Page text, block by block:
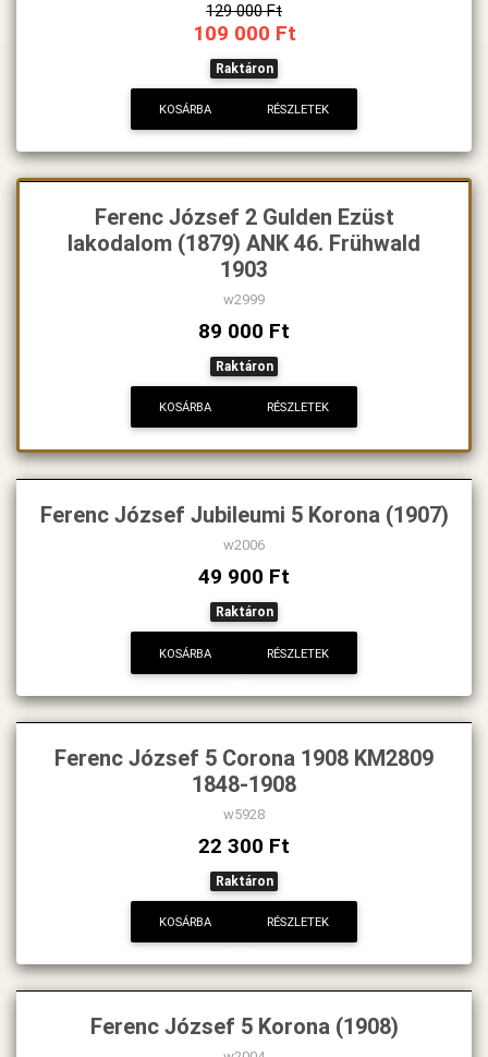
129 000 Ft
109 000 Ft
Raktáron
KOSÁRBA RÉSZLETEK
Ferenc József 2 Gulden Ezüst
lakodalom (1879) ANK 46. Frühwald
1903
w2999
89 000 Ft
Raktáron
KOSÁRBA RÉSZLETEK
Ferenc József Jubileumi 5 Korona (1907)
w2006
49 900 Ft
Raktáron
KOSÁRBA RÉSZLETEK
Ferenc József 5 Corona 1908 KM2809
1848-1908
w5928
22 300 Ft
Raktáron
KOSÁRBA RÉSZLETEK
Ferenc József 5 Korona (1908)